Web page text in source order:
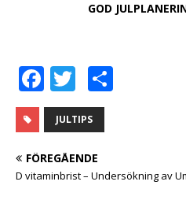
GOD
F
a
c
e
b
T
w
it
te
r
JULTIPS
FÖREGÅENDE
D vitaminbrist – Undersökning av